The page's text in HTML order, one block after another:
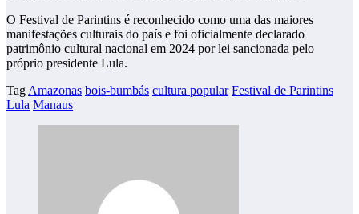
O Festival de Parintins é reconhecido como uma das maiores
manifestações culturais do país e foi oficialmente declarado
patrimônio cultural nacional em 2024 por lei sancionada pelo
próprio presidente Lula.
Tag Amazonas bois-bumbás cultura popular Festival de Parintins
Lula Manaus